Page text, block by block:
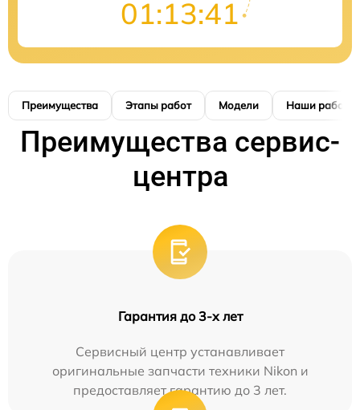
01:13:40
Преимущества Этапы работ Модели Наши работы
Преимущества сервис-
центра
Гарантия до 3-х лет
Сервисный центр устанавливает
оригинальные запчасти техники Nikon и
предоставляет гарантию до 3 лет.